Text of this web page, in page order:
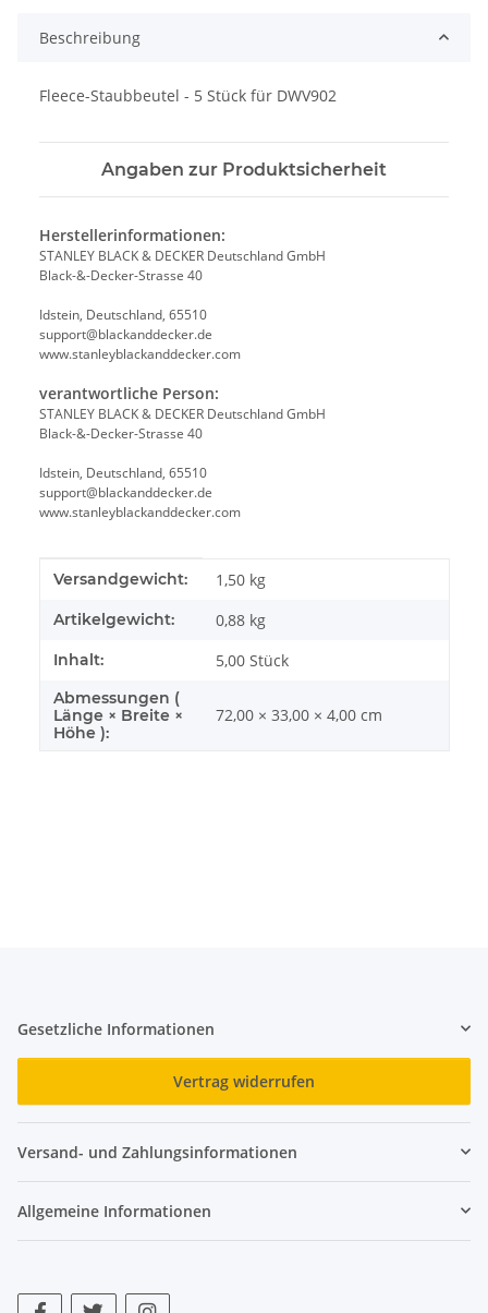
Beschreibung
Fleece-Staubbeutel - 5 Stück für DWV902
Angaben zur Produktsicherheit
Herstellerinformationen:
STANLEY BLACK & DECKER Deutschland GmbH
Black-&-Decker-Strasse 40
Idstein, Deutschland, 65510
support@blackanddecker.de
www.stanleyblackanddecker.com
verantwortliche Person:
STANLEY BLACK & DECKER Deutschland GmbH
Black-&-Decker-Strasse 40
Idstein, Deutschland, 65510
support@blackanddecker.de
www.stanleyblackanddecker.com
Produkteigenschaft
Wert
Versandgewicht: 1,50 kg
Artikelgewicht: 0,88 kg
Inhalt: 5,00 Stück
Abmessungen (
Länge × Breite ×
Höhe ):
72,00 × 33,00 × 4,00 cm
Gesetzliche Informationen
Vertrag widerrufen
Versand- und Zahlungsinformationen
Allgemeine Informationen